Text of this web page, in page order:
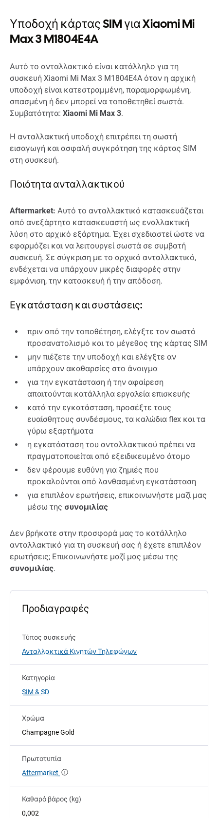
Υποδοχή κάρτας SIM για Xiaomi Mi
Max 3 M1804E4A
Αυτό το ανταλλακτικό είναι κατάλληλο για τη
συσκευή Xiaomi Mi Max 3 M1804E4A όταν η αρχική
υποδοχή είναι κατεστραμμένη, παραμορφωμένη,
σπασμένη ή δεν μπορεί να τοποθετηθεί σωστά.
Συμβατότητα: Xiaomi Mi Max 3.
Η ανταλλακτική υποδοχή επιτρέπει τη σωστή
εισαγωγή και ασφαλή συγκράτηση της κάρτας SIM
στη συσκευή.
Ποιότητα ανταλλακτικού
Aftermarket: Αυτό το ανταλλακτικό κατασκευάζεται
από ανεξάρτητο κατασκευαστή ως εναλλακτική
λύση στο αρχικό εξάρτημα. Έχει σχεδιαστεί ώστε να
εφαρμόζει και να λειτουργεί σωστά σε συμβατή
συσκευή. Σε σύγκριση με το αρχικό ανταλλακτικό,
ενδέχεται να υπάρχουν μικρές διαφορές στην
εμφάνιση, την κατασκευή ή την απόδοση.
Εγκατάσταση και συστάσεις:
πριν από την τοποθέτηση, ελέγξτε τον σωστό
προσανατολισμό και το μέγεθος της κάρτας SIM
μην πιέζετε την υποδοχή και ελέγξτε αν
υπάρχουν ακαθαρσίες στο άνοιγμα
για την εγκατάσταση ή την αφαίρεση
απαιτούνται κατάλληλα εργαλεία επισκευής
κατά την εγκατάσταση, προσέξτε τους
ευαίσθητους συνδέσμους, τα καλώδια flex και τα
γύρω εξαρτήματα
η εγκατάσταση του ανταλλακτικού πρέπει να
πραγματοποιείται από εξειδικευμένο άτομο
δεν φέρουμε ευθύνη για ζημιές που
προκαλούνται από λανθασμένη εγκατάσταση
για επιπλέον ερωτήσεις, επικοινωνήστε μαζί μας
μέσω της συνομιλίας
Δεν βρήκατε στην προσφορά μας το κατάλληλο
ανταλλακτικό για τη συσκευή σας ή έχετε επιπλέον
ερωτήσεις; Επικοινωνήστε μαζί μας μέσω της
συνομιλίας.
Προδιαγραφές
Τύπος συσκευής
Ανταλλακτικά Κινητών Τηλεφώνων
Κατηγορία
SIM & SD
Χρώμα
Champagne Gold
Πρωτοτυπία
Aftermarket
Καθαρό βάρος (kg)
0,002